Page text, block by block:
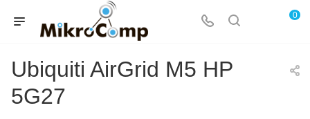
0
Ubiquiti AirGrid M5 HP
5G27